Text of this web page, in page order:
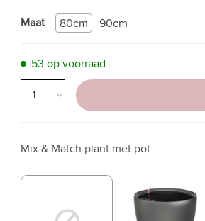
Maat 90cm
80cm
53 op voorraad
Mix & Match plant met pot